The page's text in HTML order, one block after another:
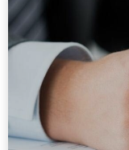
выявления